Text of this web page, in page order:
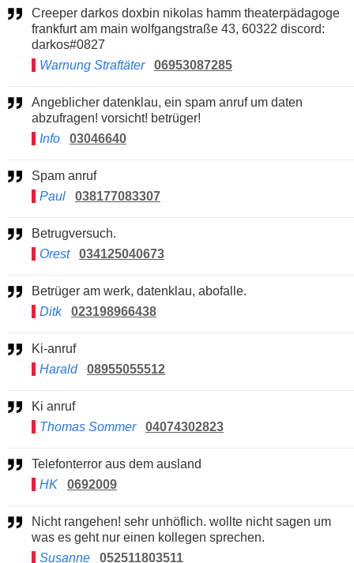
Creeper darkos doxbin nikolas hamm theaterpädagoge
frankfurt am main wolfgangstraße 43, 60322 discord:
darkos#0827
Warnung Straftäter
06953087285
Angeblicher datenklau, ein spam anruf um daten
abzufragen! vorsicht! betrüger!
Info
03046640
Spam anruf
Paul
038177083307
Betrugversuch.
Orest
034125040673
Betrüger am werk, datenklau, abofalle.
Ditk
023198966438
Ki-anruf
Harald
08955055512
Ki anruf
Thomas Sommer
04074302823
Telefonterror aus dem ausland
HK
0692009
Nicht rangehen! sehr unhöflich. wollte nicht sagen um
was es geht nur einen kollegen sprechen.
Susanne
052511803511